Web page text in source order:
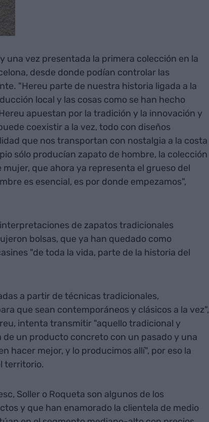
una vez presentada la primera colección en la
desde donde podían controlar las
"Hereu parte de nuestra historia ligada a la
local y las cosas como se han hecho
apuestan por la tradición y la innovación y
coexistir a la vez, todo con diseños
que nos transportan con nostalgia a la costa
sólo producían zapato de hombre, la colección
que ahora ya representa el grueso del
es esencial, es por donde empezamos",
de zapatos tradicionales
bolsas, que ya han quedado como
"de toda la vida, parte de la historia del
a partir de técnicas tradicionales,
que sean contemporáneos y clásicos a la vez",
intenta transmitir "aquello tradicional y
de un producto concreto con un pasado y una
hacer mejor, y lo producimos allí", por eso la
territorio.
Soller o Roqueta son algunos de los
y que han enamorado la clientela de medio